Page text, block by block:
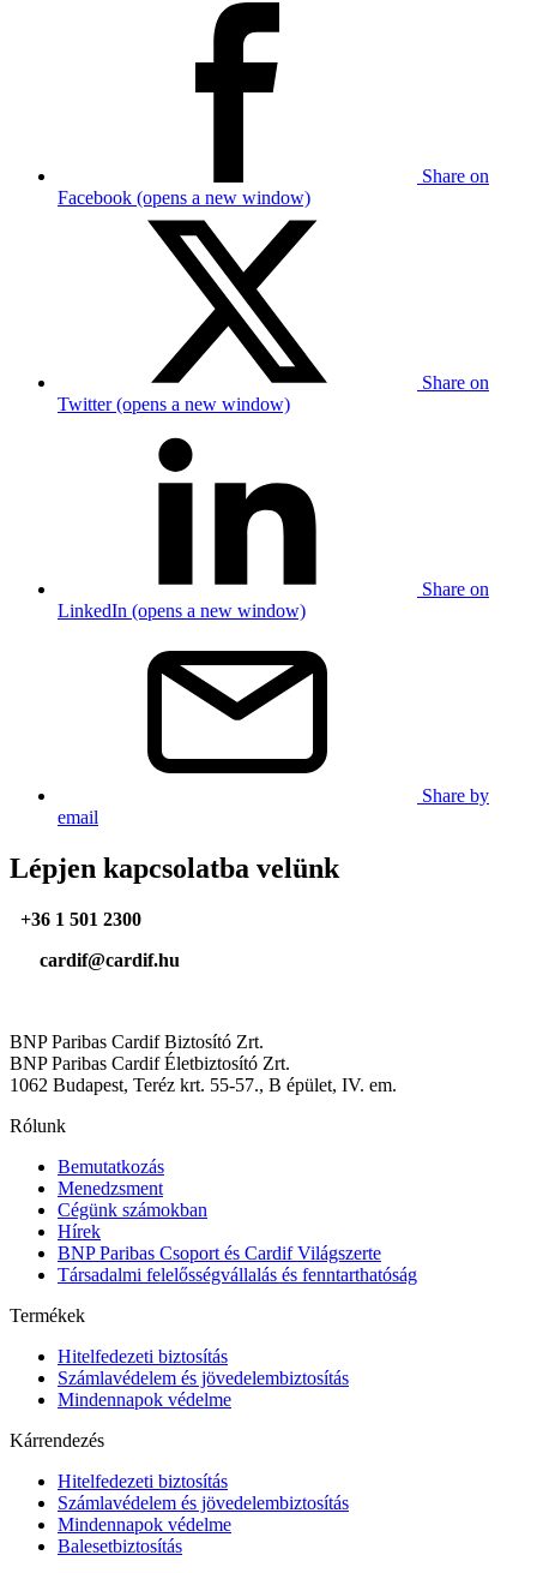
Share on
Facebook (opens a new window)
Share on
Twitter (opens a new window)
Share on
LinkedIn (opens a new window)
Share by
email
Lépjen kapcsolatba velünk
+36 1 501 2300
cardif@cardif.hu
BNP Paribas Cardif Biztosító Zrt.
BNP Paribas Cardif Életbiztosító Zrt.
1062 Budapest, Teréz krt. 55-57., B épület, IV. em.
Rólunk
Bemutatkozás
Menedzsment
Cégünk számokban
Hírek
BNP Paribas Csoport és Cardif Világszerte
Társadalmi felelősségvállalás és fenntarthatóság
Termékek
Hitelfedezeti biztosítás
Számlavédelem és jövedelembiztosítás
Mindennapok védelme
Kárrendezés
Hitelfedezeti biztosítás
Számlavédelem és jövedelembiztosítás
Mindennapok védelme
Balesetbiztosítás